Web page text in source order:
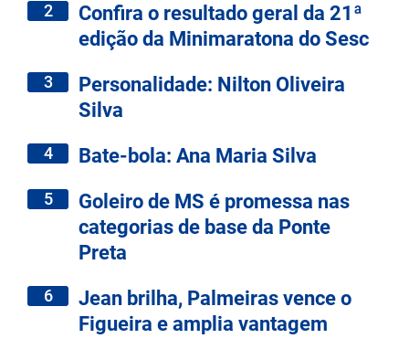
2
Confira o resultado geral da 21ª
edição da Minimaratona do Sesc
3
Personalidade: Nilton Oliveira
Silva
4 Bate-bola: Ana Maria Silva
5
Goleiro de MS é promessa nas
categorias de base da Ponte
Preta
6
Jean brilha, Palmeiras vence o
Figueira e amplia vantagem